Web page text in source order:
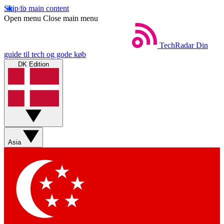
Skip to main content
Open menu Close main menu
TechRadar Din
guide til tech og gode køb
DK Edition
Asia